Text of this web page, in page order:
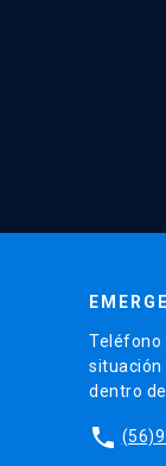
Teléfono
situación
dentro
phone